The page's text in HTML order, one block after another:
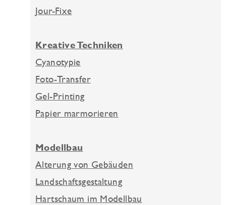
Jour-Fixe
Kreative Techniken
Cyanotypie
Foto-Transfer
Gel-Printing
Papier marmorieren
Modellbau
Alterung von Gebäuden
Landschaftsgestaltung
Hartschaum im Modellbau